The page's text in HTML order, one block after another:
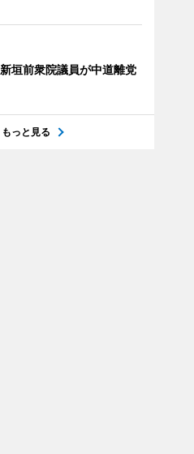
新垣前衆院議員が中道離党
もっと見る